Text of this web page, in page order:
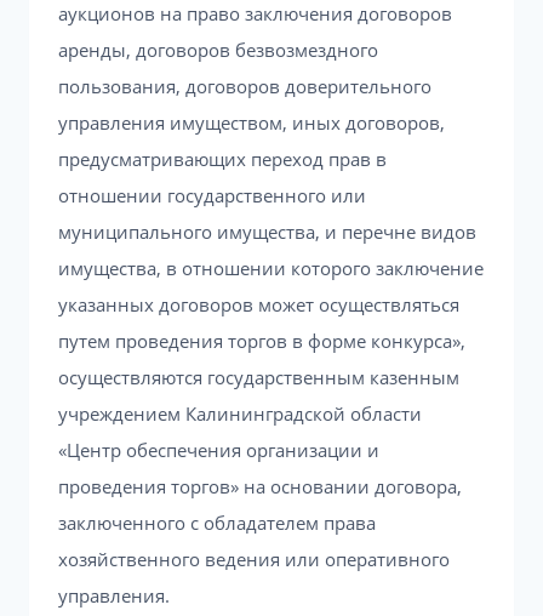
аукционов на право заключения договоров
аренды, договоров безвозмездного
пользования, договоров доверительного
управления имуществом, иных договоров,
предусматривающих переход прав в
отношении государственного или
муниципального имущества, и перечне видов
имущества, в отношении которого заключение
указанных договоров может осуществляться
путем проведения торгов в форме конкурса»,
осуществляются государственным казенным
учреждением Калининградской области
«Центр обеспечения организации и
проведения торгов» на основании договора,
заключенного с обладателем права
хозяйственного ведения или оперативного
управления.